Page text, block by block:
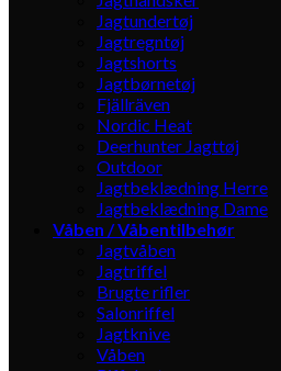
Jagtundertøj
Jagtregntøj
Jagtshorts
Jagtbørnetøj
Fjällräven
Nordic Heat
Deerhunter Jagttøj
Outdoor
Jagtbeklædning Herre
Jagtbeklædning Dame
Våben / Våbentilbehør
Jagtvåben
Jagtriffel
Brugte rifler
Salonriffel
Jagtknive
Våben